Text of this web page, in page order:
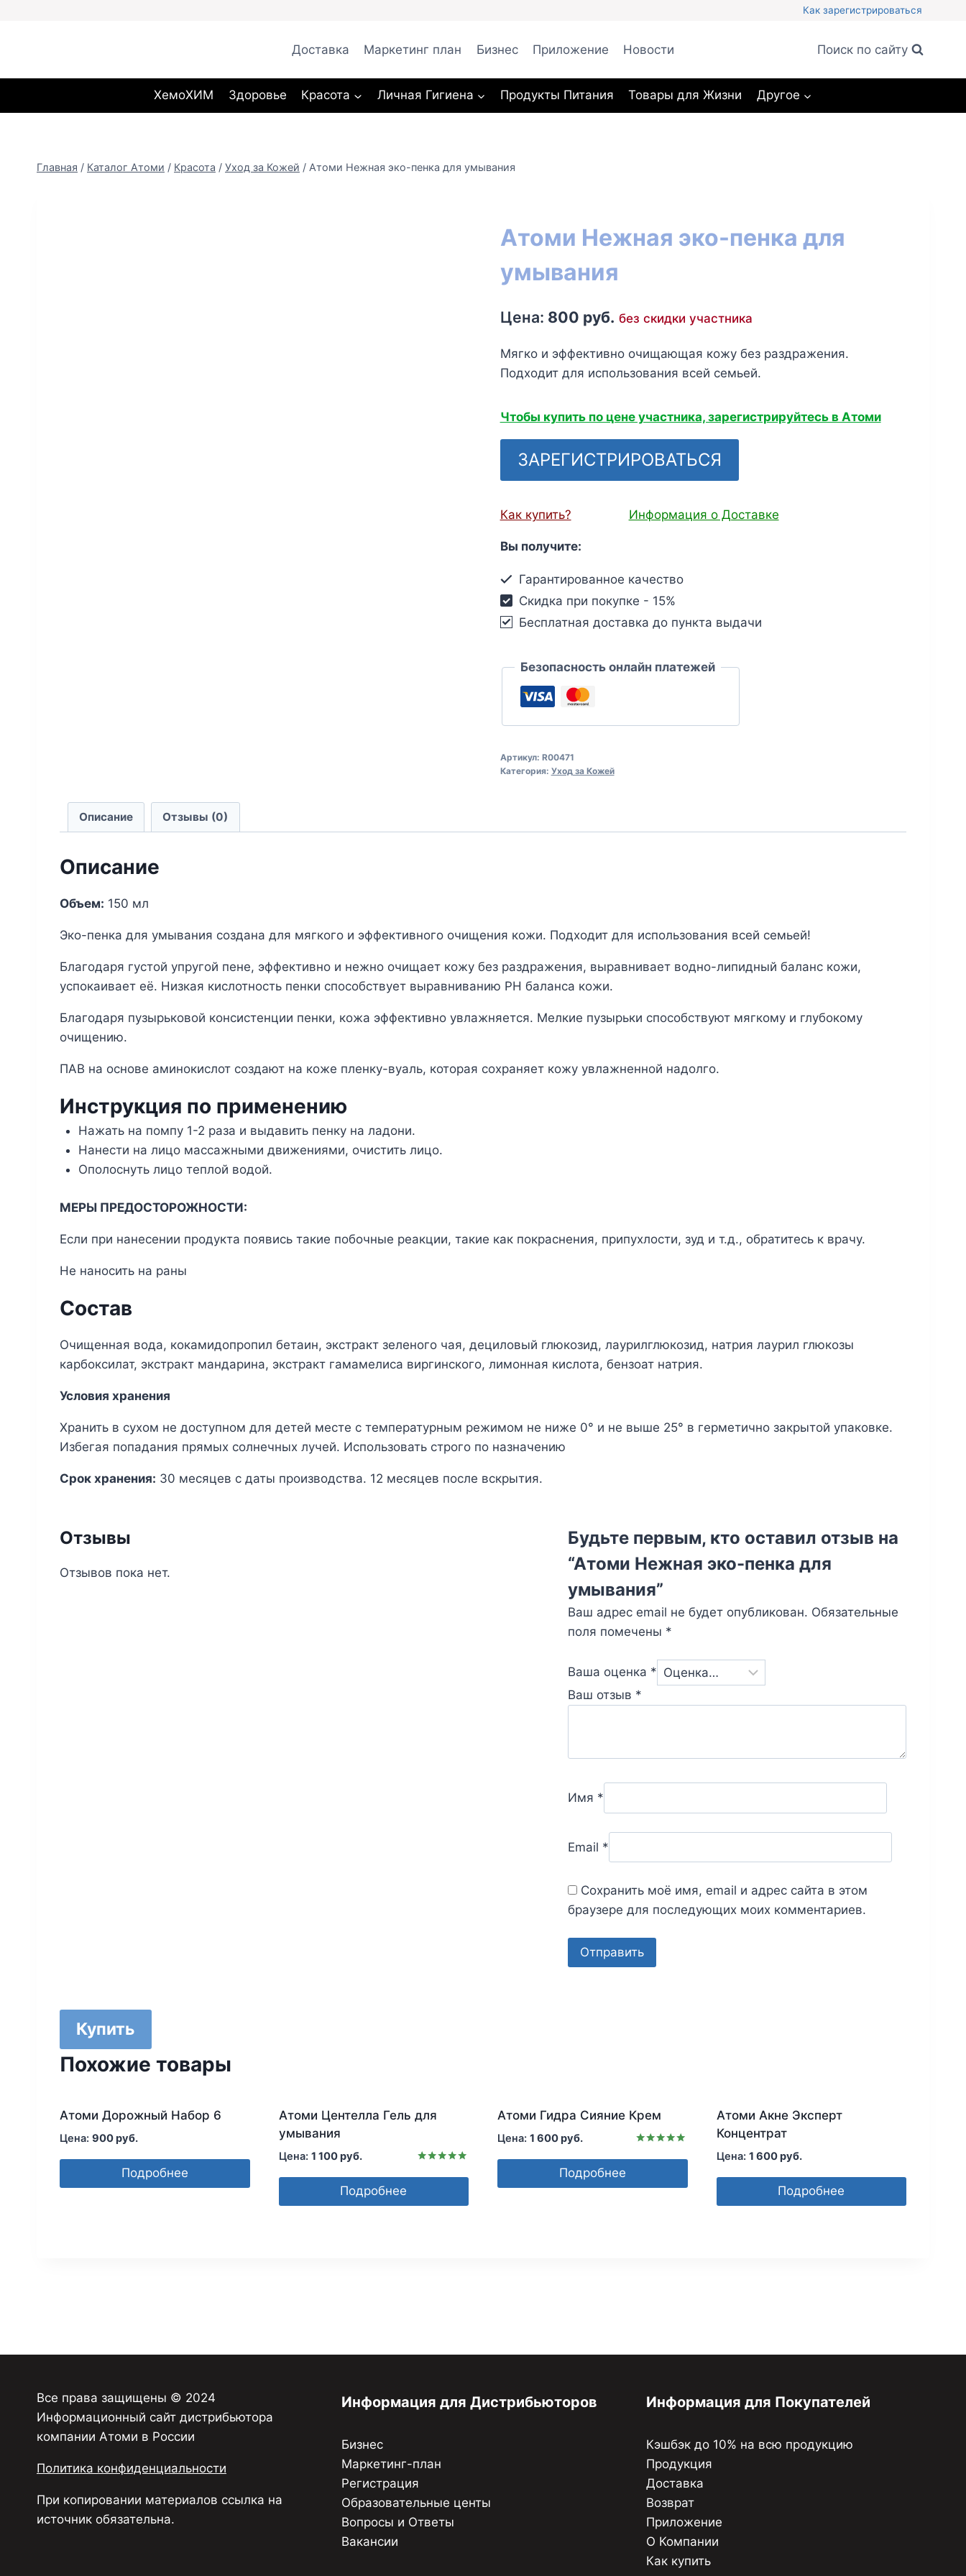
Как зарегистрироваться
Доставка Маркетинг план Бизнес Приложение Новости Поиск по сайту
ХемоХИМ Здоровье Красота Личная Гигиена Продукты Питания Товары для Жизни Другое
Главная / Каталог Атоми / Красота / Уход за Кожей / Атоми Нежная эко-пенка для умывания
Атоми Нежная эко-пенка для
умывания
800 руб. без скидки участника
Мягко и эффективно очищающая кожу без раздражения.
Подходит для использования всей семьей.
Чтобы купить по цене участника, зарегистрируйтесь в Атоми
ЗАРЕГИСТРИРОВАТЬСЯ
Как купить? Информация о Доставке
Вы получите:
Гарантированное качество
Скидка при покупке - 15%
Бесплатная доставка до пункта выдачи
Безопасность онлайн платежей
Артикул: R00471
Категория: Уход за Кожей
Описание Отзывы (0)
Описание
Объем: 150 мл
Эко-пенка для умывания создана для мягкого и эффективного очищения кожи. Подходит для использования всей семьей!
Благодаря густой упругой пене, эффективно и нежно очищает кожу без раздражения, выравнивает водно-липидный баланс кожи,
успокаивает её. Низкая кислотность пенки способствует выравниванию PH баланса кожи.
Благодаря пузырьковой консистенции пенки, кожа эффективно увлажняется. Мелкие пузырьки способствуют мягкому и глубокому
очищению.
ПАВ на основе аминокислот создают на коже пленку-вуаль, которая сохраняет кожу увлажненной надолго.
Инструкция по применению
Нажать на помпу 1-2 раза и выдавить пенку на ладони.
Нанести на лицо массажными движениями, очистить лицо.
Ополоснуть лицо теплой водой.
МЕРЫ ПРЕДОСТОРОЖНОСТИ:
Если при нанесении продукта появись такие побочные реакции, такие как покраснения, припухлости, зуд и т.д., обратитесь к врачу.
Не наносить на раны
Состав
Очищенная вода, кокамидопропил бетаин, экстракт зеленого чая, дециловый глюкозид, лаурилглюкозид, натрия лаурил глюкозы
карбоксилат, экстракт мандарина, экстракт гамамелиса виргинского, лимонная кислота, бензоат натрия.
Условия хранения
Хранить в сухом не доступном для детей месте с температурным режимом не ниже 0° и не выше 25° в герметично закрытой упаковке.
Избегая попадания прямых солнечных лучей. Использовать строго по назначению
Срок хранения: 30 месяцев с даты производства. 12 месяцев после вскрытия.
Отзывы
Отзывов пока нет.
Будьте первым, кто оставил отзыв на
“Атоми Нежная эко-пенка для
умывания”
Ваш адрес email не будет опубликован. Обязательные
поля помечены *
Ваша оценка *
Ваш отзыв *
Имя *
Email *
Сохранить моё имя, email и адрес сайта в этом
браузере для последующих моих комментариев.
Купить
Похожие товары
Атоми Дорожный Набор 6
900руб.
Подробнее
Атоми Центелла Гель для
умывания
1 100руб.
Подробнее
Атоми Гидра Сияние Крем
1 600руб.
Подробнее
Атоми Акне Эксперт
Концентрат
1 600руб.
Подробнее
Все права защищены © 2024
Информационный сайт дистрибьютора
компании Атоми в России
Политика конфиденциальности
При копировании материалов ссылка на
источник обязательна.
Информация для Дистрибьюторов
Бизнес
Маркетинг-план
Регистрация
Образовательные центы
Вопросы и Ответы
Вакансии
Информация для Покупателей
Кэшбэк до 10% на всю продукцию
Продукция
Доставка
Возврат
Приложение
О Компании
Как купить